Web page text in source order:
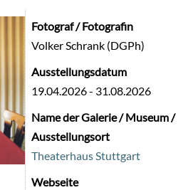
Fotograf / Fotografin
Volker Schrank (DGPh)
Ausstellungsdatum
19.04.2026- 31.08.2026
Name der Galerie / Museum /
Ausstellungsort
Theaterhaus Stuttgart
Webseite